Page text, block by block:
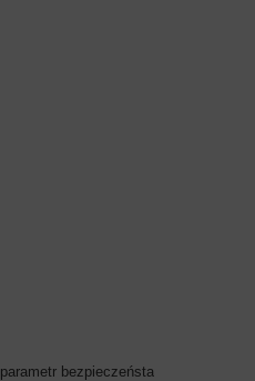
parametr bezpieczeństa